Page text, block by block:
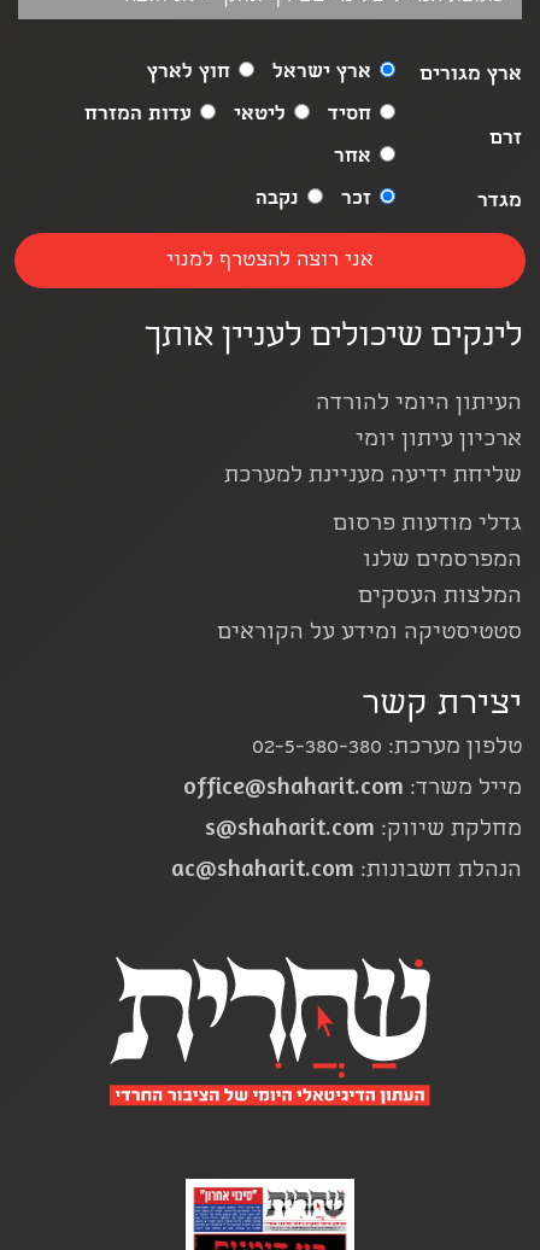
ארץ מגורים ארץ ישראל חוץ לארץ
זרם
חסיד ליטאי
עדות המזרח
אחר
מגדר
זכר נקבה
לינקים שיכולים לעניין אותך
העיתון היומי להורדה
ארכיון עיתון יומי
שליחת ידיעה מעניינת למערכת
גדלי מודעות פרסום
המפרסמים שלנו
המלצות העסקים
סטטיסטיקה ומידע על הקוראים
יצירת קשר
טלפון מערכת: 02-5-380-380
מייל משרד: office@shaharit.com
מחלקת שיווק: s@shaharit.com
הנהלת חשבונות: ac@shaharit.com